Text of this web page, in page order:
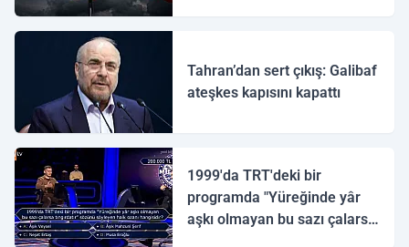
Tahran’dan sert çıkış: Galibaf
ateşkes kapısını kapattı
1999'da TRT'deki bir
programda "Yüreğinde yâr
aşkı olmayan bu sazı çalarsa